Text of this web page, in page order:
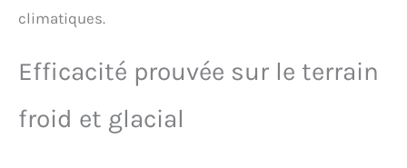
climatiques.
Efficacité prouvée sur le terrain
froid et glacial